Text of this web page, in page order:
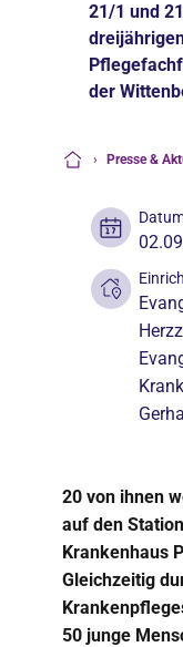
21/1 und
der
› Presse &
20 von ihnen
auf den
Krankenhaus
Gleichzeitig
50 junge